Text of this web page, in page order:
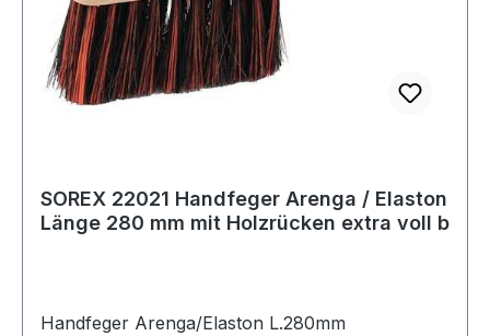
SOREX 22021 Handfeger Arenga / Elaston
Länge 280 mm mit Holzrücken extra voll b
Handfeger Arenga/Elaston L.280mm